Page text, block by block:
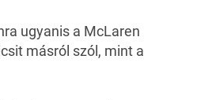
ugyanis a McLaren
másról szól, mint a